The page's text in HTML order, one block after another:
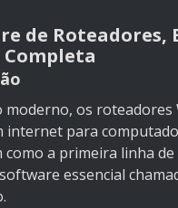
de Roteadores,
os roteadores
internet para
como a primeira linha
essencial